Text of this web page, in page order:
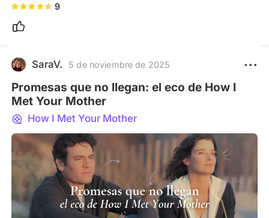
9
SaraV. 5 de noviembre de 2025
Promesas que no llegan: el eco de How I
Met Your Mother
How I Met Your Mother